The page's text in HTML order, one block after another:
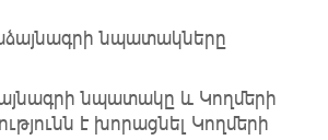
նպատակները
նպատակը և Կողմերի
է խորացնել Կողմերի